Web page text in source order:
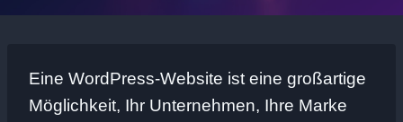
Eine WordPress-Website ist eine großartige
Möglichkeit, Ihr Unternehmen, Ihre Marke